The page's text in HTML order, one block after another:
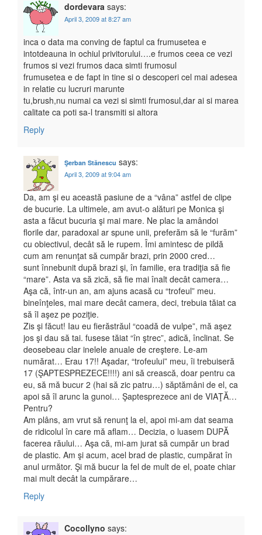
dordevara says:
April 3, 2009 at 8:27 am
inca o data ma conving de faptul ca frumusetea e
intotdeauna in ochiul privitorului….e frumos ceea ce vezi
frumos si vezi frumos daca simti frumosul
frumusetea e de fapt in tine si o descoperi cel mai adesea
in relatie cu lucruri marunte
tu,brush,nu numai ca vezi si simti frumosul,dar ai si marea
calitate ca poti sa-l transmiti si altora
Reply
Şerban Stănescu says:
April 3, 2009 at 9:04 am
Da, am şi eu această pasiune de a “vâna” astfel de clipe
de bucurie. La ultimele, am avut-o alături pe Monica şi
asta a făcut bucuria şi mai mare. Ne plac la amândoi
florile dar, paradoxal ar spune unii, preferăm să le “furăm”
cu obiectivul, decât să le rupem. Îmi amintesc de pildă
cum am renunţat să cumpăr brazi, prin 2000 cred…
sunt înnebunit după brazi şi, în familie, era tradiţia să fie
“mare”. Asta va să zică, să fie mai înalt decât camera…
Aşa că, într-un an, am ajuns acasă cu “trofeul” meu.
bineînţeles, mai mare decât camera, deci, trebuia tăiat ca
să îl aşez pe poziţie.
Zis şi făcut! Iau eu fierăstrăul “coadă de vulpe”, mă aşez
jos şi dau să tai. fusese tăiat “în ştrec”, adică, înclinat. Se
deosebeau clar inelele anuale de creştere. Le-am
numărat… Erau 17!! Aşadar, “trofeului” meu, îi trebuiseră
17 (ŞAPTESPREZECE!!!!) ani să crească, doar pentru ca
eu, să mă bucur 2 (hai să zic patru…) săptămâni de el, ca
apoi să îl arunc la gunoi… Şaptesprezece ani de VIAŢĂ…
Pentru?
Am plâns, am vrut să renunţ la el, apoi mi-am dat seama
de ridicolul în care mă aflam… Decizia, o luasem DUPĂ
facerea răului… Aşa că, mi-am jurat să cumpăr un brad
de plastic. Am şi acum, acel brad de plastic, cumpărat în
anul următor. Şi mă bucur la fel de mult de el, poate chiar
mai mult decât la cumpărare…
Reply
Cocollyno says: